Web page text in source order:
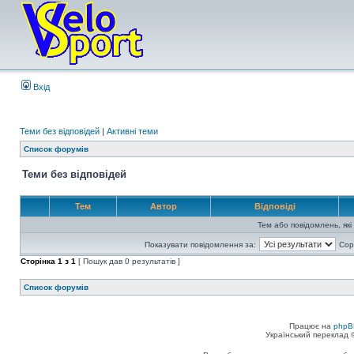
Вхід
Теми без відповідей | Активні теми
Список форумів
Теми без відповідей
Тем Автор Відповіді
Тем або повідомлень,
Показувати повідомлення за:
Сторінка 1 з 1 [ Пошук дав 0 результатів ]
Список форумів
Працює на
Український